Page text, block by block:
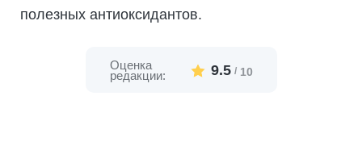
полезных антиоксидантов.
Оценка
редакции: 9.5 / 10